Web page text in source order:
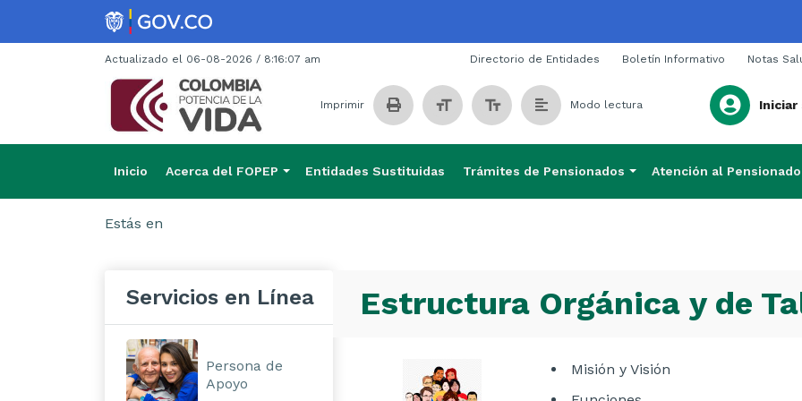
Actualizado el 06-08-2026 / 8:16:07 am Directorio de Entidades Boletín Informativo Notas
Imprimir Modo lectura Iniciar
Inicio Acerca del FOPEP Entidades Sustituidas Trámites de Pensionados Atención al Pensionado
Estás en
Servicios en Línea
Persona de
Apoyo
Estructura Orgánica y de
Misión y Visión